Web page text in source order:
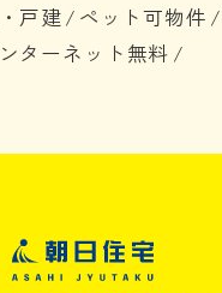
戸建/ ペット可物件 /
ターネット無料 /